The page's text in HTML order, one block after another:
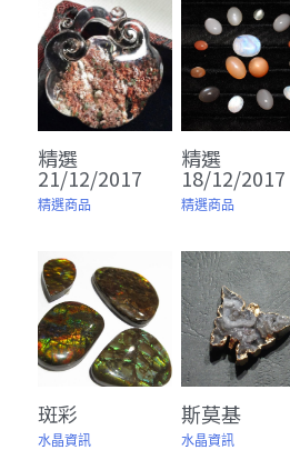
精選
21/12/2017
精選商品
精選
18/12/2017
精選商品
斑彩
水晶資訊
斯莫基
水晶資訊